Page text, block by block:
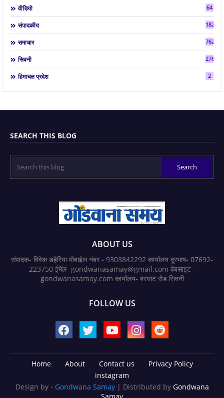
वीडियो 64
संपादकीय 182
समाचार 7624
सिवनी 2763
हिमाचल प्रदेश 2
SEARCH THIS BLOG
ABOUT US
संपादक- विवेक डहेरिया मोबाईल नंबर - 9303842292 कार्यालय दूरभाष- 07692-
223750 ईमेल- gondwanasamay@gmail.com वेबसाइट -
gondwanasamay.com कार्यालय- बरघाट रोड सिवनी
FOLLOW US
Home About Contact us
Privacy Policy
instagram
Design by - Gondwana Samay | Distributed by Gondwana